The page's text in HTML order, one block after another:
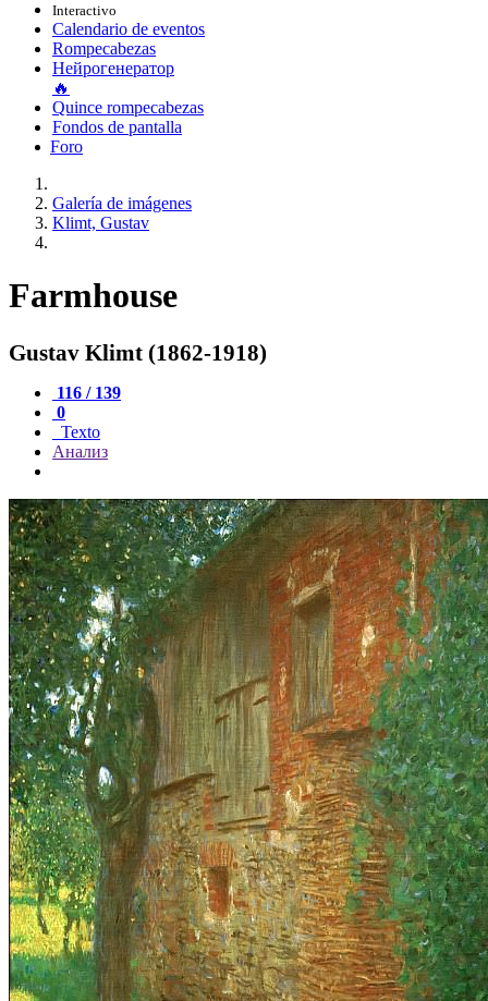
Interactivo
Calendario de eventos
Rompecabezas
Нейрогенератор
🔥
Quince rompecabezas
Fondos de pantalla
Foro
Galería de imágenes
Klimt, Gustav
Farmhouse
Gustav Klimt (1862-1918)
116 / 139
0
Texto
Анализ